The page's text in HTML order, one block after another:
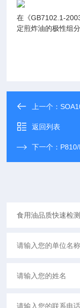
在《GB7102.1-
定煎炸油的极性组
上一个：
返回列表
下一个：